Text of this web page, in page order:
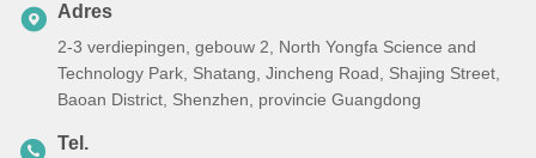
Adres
2-3 verdiepingen, gebouw 2, North Yongfa Science and
Technology Park, Shatang, Jincheng Road, Shajing Street,
Baoan District, Shenzhen, provincie Guangdong
Tel.